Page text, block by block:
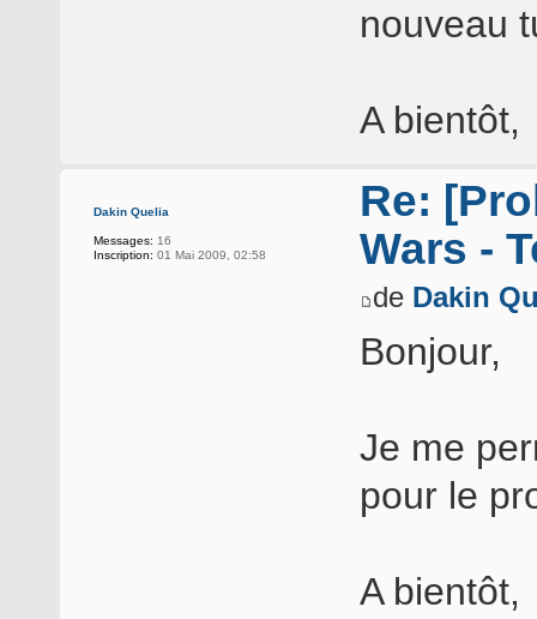
nouveau
A bientôt,
Dakin Quelia
Messages: 16
Inscription: 01 Mai 2009, 02:58
Re:
Wars -
de Dakin
Bonjour,
Je me
pour le
A bientôt,